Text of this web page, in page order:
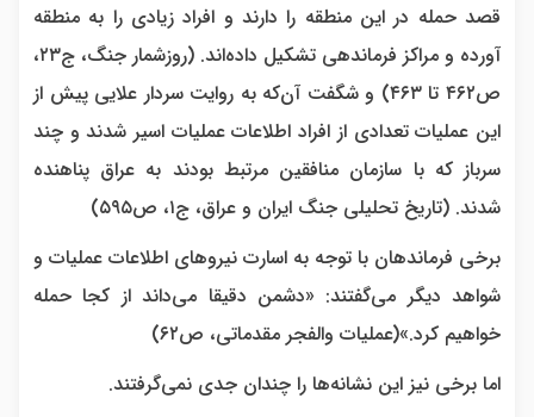
قصد حمله در این منطقه را دارند و افراد زیادی را به منطقه
آورده و مراکز فرماندهی تشکیل داده‌اند. (روزشمار جنگ، ج۲۳،
ص۴۶۲ تا ۴۶۳) و شگفت آن‌که به روایت سردار علایی پیش از
این عملیات تعدادی از افراد اطلاعات عملیات اسیر شدند و چند
سرباز که با سازمان منافقین مرتبط بودند به عراق پناهنده
شدند. (تاریخ تحلیلی جنگ ایران و عراق، ج۱، ص۵۹۵)
برخی فرماندهان با توجه به اسارت نیروهای اطلاعات عملیات و
شواهد دیگر می‌گفتند: «دشمن دقیقا می‌داند از کجا حمله
خواهیم کرد.»(عملیات والفجر مقدماتی، ص۶۲)
اما برخی نیز این نشانه‌ها را چندان جدی نمی‌گرفتند.